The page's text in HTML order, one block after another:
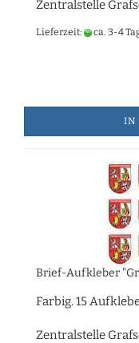
Zentralstelle
Lieferzeit: ca. 3-4
IN
Brief-Aufkleber
Farbig. 15
Zentralstelle